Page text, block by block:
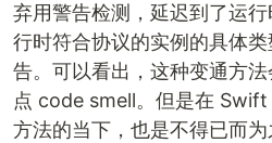
弃用警告检测，延迟到了运
行时符合协议的实例的具体
告。可以看出，这种变通方
点 code smell。但是在
方法的当下，也是不得已而为